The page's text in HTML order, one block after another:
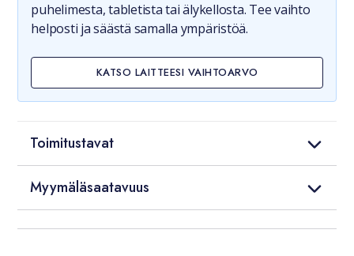
puhelimesta, tabletista tai älykellosta. Tee vaihto
helposti ja säästä samalla ympäristöä.
KATSO LAITTEESI VAIHTOARVO
Toimitustavat
Myymäläsaatavuus